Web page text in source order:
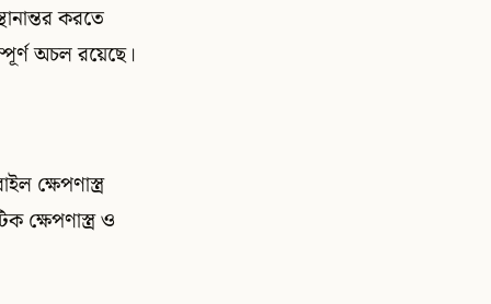
করতে
অচল রয়েছে।
ক্ষেপণাস্ত্র
ক্ষেপণাস্ত্র ও